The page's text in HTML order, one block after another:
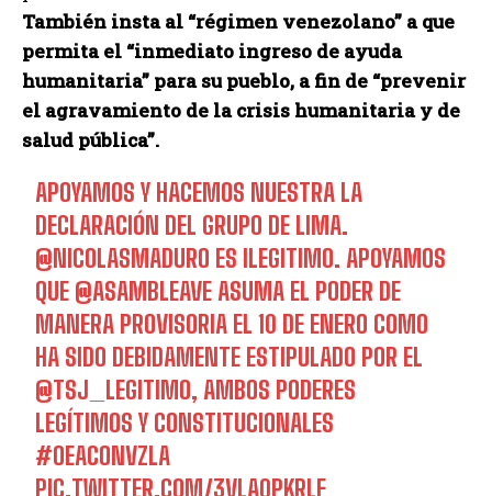
También insta al “régimen venezolano” a que
permita el “inmediato ingreso de ayuda
humanitaria” para su pueblo, a fin de “prevenir
el agravamiento de la crisis humanitaria y de
salud pública”.
APOYAMOS Y HACEMOS NUESTRA LA
DECLARACIÓN DEL GRUPO DE LIMA.
@NICOLASMADURO ES ILEGITIMO. APOYAMOS
QUE @ASAMBLEAVE ASUMA EL PODER DE
MANERA PROVISORIA EL 10 DE ENERO COMO
HA SIDO DEBIDAMENTE ESTIPULADO POR EL
@TSJ_LEGITIMO, AMBOS PODERES
LEGÍTIMOS Y CONSTITUCIONALES
#OEACONVZLA
PIC.TWITTER.COM/3VLA0PKRLF